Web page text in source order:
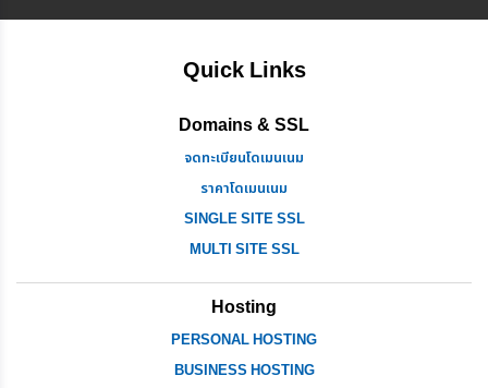
Quick Links
Domains & SSL
จดทะเบียนโดเมนเนม
ราคาโดเมนเนม
SINGLE SITE SSL
MULTI SITE SSL
Hosting
PERSONAL HOSTING
BUSINESS HOSTING